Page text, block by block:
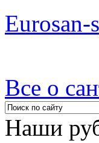
Eurosan-
Все о
Наши